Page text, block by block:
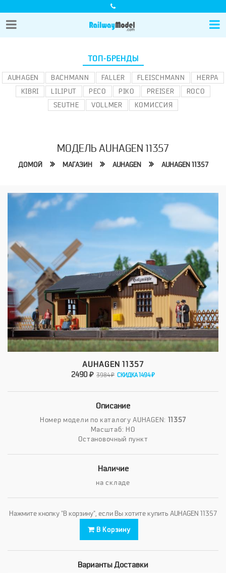
ТОП-БРЕНДЫ
AUHAGEN BACHMANN FALLER FLEISCHMANN
HERPA
KIBRI
LILIPUT PECO PIKO PREISER
ROCO
SEUTHE
VOLLMER КОМИССИЯ
МОДЕЛЬ AUHAGEN 11357
ДОМОЙ МАГАЗИН AUHAGEN AUHAGEN 11357
AUHAGEN 11357
2490 ₽ 3984 ₽ СКИДКА 1494 ₽
Описание
Номер модели по каталогу AUHAGEN: 11357
Масштаб: HO
Остановочный пункт
Наличие
на складе
Нажмите кнопку "В корзину", если Вы хотите купить AUHAGEN 11357
В Корзину
Варианты Доставки